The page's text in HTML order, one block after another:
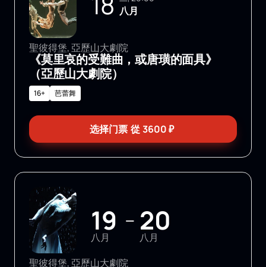
八月
聖彼得堡, 亞歷山大劇院
《莫里哀的受難曲，或唐璜的面具》
（亞歷山大劇院）
16+ 芭蕾舞
选择门票 從3600₽
19
八月
— 20
八月
聖彼得堡, 亞歷山大劇院